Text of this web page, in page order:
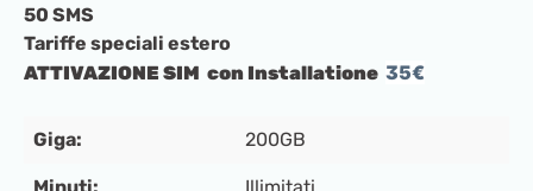
50 SMS
Tariffe speciali estero
ATTIVAZIONE SIM con Installatione 35€
Giga: 200GB